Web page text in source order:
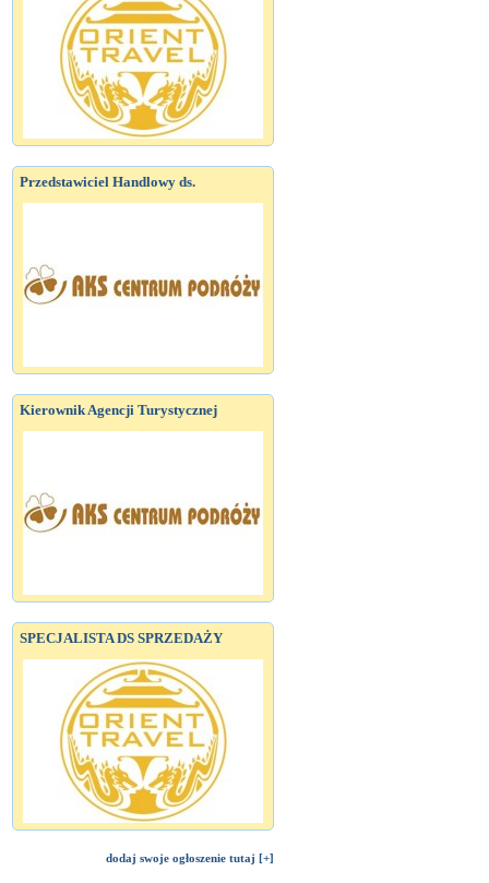
Przedstawiciel Handlowy ds.
Kierownik Agencji Turystycznej
SPECJALISTA DS SPRZEDAŻY
dodaj swoje ogłoszenie tutaj [+]